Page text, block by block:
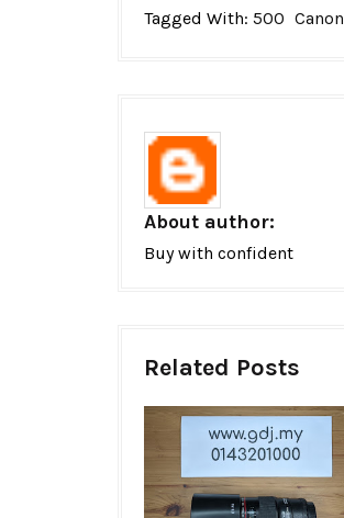
Tagged With: 500 Canon
About author:
Buy with confident
Related Posts